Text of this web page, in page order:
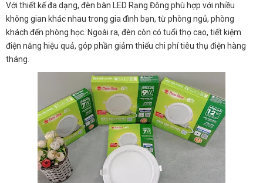
Với thiết kế đa dạng, đèn bàn LED Rạng Đông phù hợp với nhiều
không gian khác nhau trong gia đình bạn, từ phòng ngủ, phòng
khách đến phòng học. Ngoài ra, đèn còn có tuổi thọ cao, tiết kiệm
điện năng hiệu quả, góp phần giảm thiểu chi phí tiêu thụ điện hàng
tháng.